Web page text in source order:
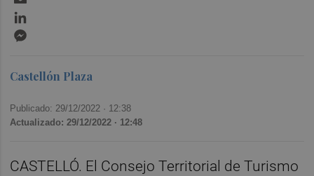
Castellón Plaza
Publicado: 29/12/2022 · 12:38
Actualizado: 29/12/2022 · 12:48
CASTELLÓ. El Consejo Territorial de Turismo